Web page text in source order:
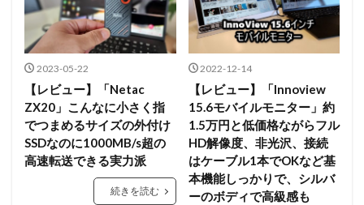
2023-05-22
【レビュー】「Netac
ZX20」こんなに小さく指
でつまめるサイズの外付け
SSDなのに1000MB/s超の
高速転送できる実力派
続きを読む
2022-12-14
【レビュー】「Innoview
15.6モバイルモニター」約
1.5万円と低価格ながらフル
HD解像度、非光沢、接続
はケーブル1本でOKなど基
本機能しっかりで、シルバ
ーのボディで高級感も